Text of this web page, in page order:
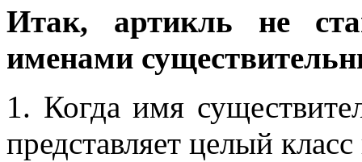
Итак, артикль не
именами
1. Когда имя
представляет целый